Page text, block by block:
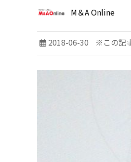
M＆A Online
2018-06-30 ※この記